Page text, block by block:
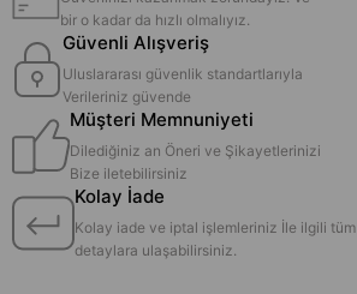
bir o kadar da hızlı olmalıyız.
Güvenli Alışveriş
Uluslararası güvenlik standartlarıyla
Verileriniz güvende
Müşteri Memnuniyeti
Dilediğiniz an Öneri ve Şikayetlerinizi
Bize iletebilirsiniz
Kolay İade
Kolay iade ve iptal işlemleriniz İle ilgili tüm
detaylara ulaşabilirsiniz.